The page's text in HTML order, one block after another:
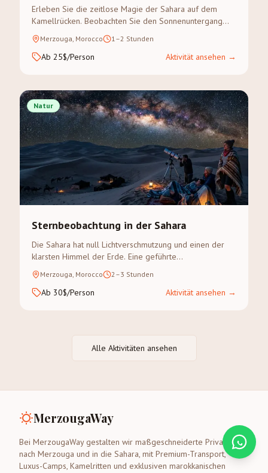
Erleben Sie die zeitlose Magie der Sahara auf dem
Kamellrücken. Beobachten Sie den Sonnenuntergang
über den goldenen Dünen des Erg Chebbi auf einem
geführten Kameltreck.
Merzouga, Morocco 1–2 Stunden
Ab 25$/Person Aktivität ansehen →
Natur
Sternbeobachtung in der Sahara
Die Sahara hat null Lichtverschmutzung und einen der
klarsten Himmel der Erde. Eine geführte
Sternenbeobachtung in Merzouga ist ein astronomisches
Erlebnis, das Sie nicht vergessen werden.
Merzouga, Morocco 2–3 Stunden
Ab 30$/Person Aktivität ansehen →
Alle Aktivitäten ansehen
MerzougaWay
Bei MerzougaWay gestalten wir maßgeschneiderte Privattouren
nach Merzouga und in die Sahara, mit Premium-Transport,
Luxus-Camps, Kamelritten und exklusiven marokkanischen